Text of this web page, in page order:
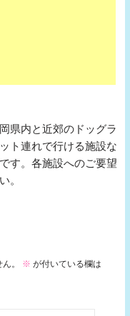
県内と近郊のドッグラ
ト連れで行ける施設な
す。各施設へのご要望
。
。 ※ が付いている欄は